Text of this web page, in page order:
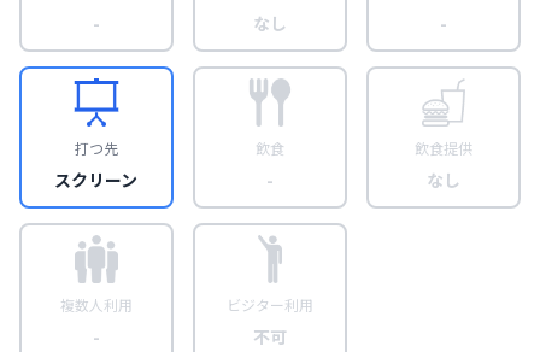
- なし -
打つ先
スクリーン
飲食
-
飲食提供
なし
複数人利用
-
ビジター利用
不可